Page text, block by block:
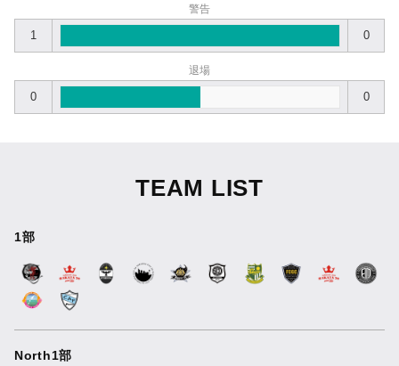
警告
1 0
退場
0 0
TEAM LIST
1部
North1部